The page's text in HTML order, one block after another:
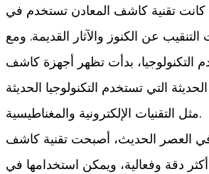
تقنية كاشف المعادن تستخدم في
التنقيب عن الكنوز والآثار القديمة. ومع
التكنولوجيا، بدأت تظهر أجهزة كاشف
التي تستخدم التكنولوجيا الحديثة
مثل التقنيات الإلكترونية والمغناطيسية.
العصر الحديث، أصبحت تقنية كاشف
دقة وفعالية، ويمكن استخدامها في